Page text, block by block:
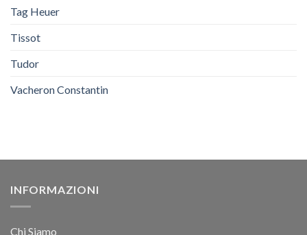
Tag Heuer
Tissot
Tudor
Vacheron Constantin
INFORMAZIONI
Chi Siamo